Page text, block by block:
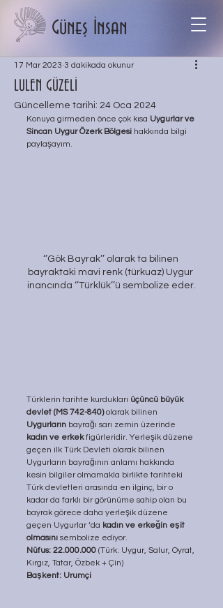
Güneş İnsan
LULEN GÜZELİ
17 Mar 2023 3 dakikada okunur
Güncelleme tarihi: 24 Oca 2024
Konuya girmeden önce çok kısa Uygurlar ve
Sincan Uygur Özerk Bölgesi hakkında bilgi
paylaşayım.
‘’Gök Bayrak’’ olarak ta bilinen
bayraktaki mavi renk (türkuaz) Uygur
inancında ‘’Türklük’’ü sembolize eder.
Türklerin tarihte kurdukları üçüncü büyük
devlet (MS 742-840) olarak bilinen
Uygurların bayrağı sarı zemin üzerinde
kadın ve erkek figürleridir. Yerleşik düzene
geçen ilk Türk Devleti olarak bilinen
Uygurların bayrağının anlamı hakkında
kesin bilgiler olmamakla birlikte tarihteki
Türk devletleri arasında en ilginç, bir o
kadar da farklı bir görünüme sahip olan bu
bayrak görece daha yerleşik düzene
geçen Uygurlar ‘da kadın ve erkeğin eşit
olmasını sembolize ediyor.
Nüfus: 22.000.000 (Türk: Uygur, Salur, Oyrat,
Kırgız, Tatar, Özbek + Çin)
Başkent: Urumçi